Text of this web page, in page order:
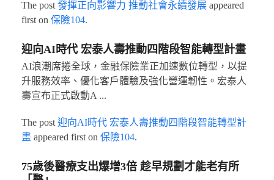
The post 發揮正向影響力 推動社會永續發展appeared
first on 保險104.
迎向AI時代 宏泰人壽推動四階段智能轉型計畫
AI浪潮席捲全球，金融保險業正加速數位轉型，以提
升服務效率、優化客戶體驗及強化營運韌性。宏泰人
壽宣布正式啟動A ...
The post 迎向AI時代 宏泰人壽推動四階段智能轉型計
畫appeared first on 保險104.
75歲後醫療支出爆增3倍 趁早規劃才能老有所